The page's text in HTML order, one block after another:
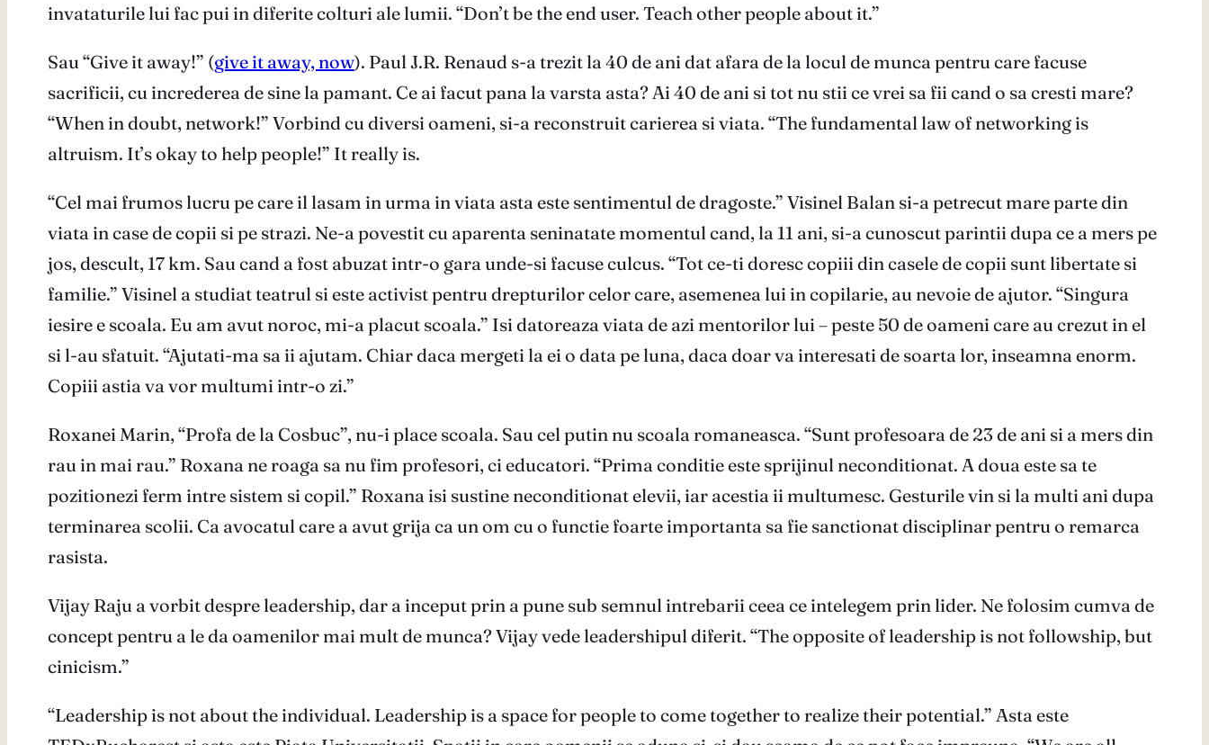
invataturile lui fac pui in diferite colturi ale lumii. “Don’t be the end user. Teach other people about it.”
Sau “Give it away!” (give it away, now). Paul J.R. Renaud s-a trezit la 40 de ani dat afara de la locul de munca pentru care facuse
sacrificii, cu increderea de sine la pamant. Ce ai facut pana la varsta asta? Ai 40 de ani si tot nu stii ce vrei sa fii cand o sa cresti mare?
“When in doubt, network!” Vorbind cu diversi oameni, si-a reconstruit carierea si viata. “The fundamental law of networking is
altruism. It’s okay to help people!” It really is.
“Cel mai frumos lucru pe care il lasam in urma in viata asta este sentimentul de dragoste.” Visinel Balan si-a petrecut mare parte din
viata in case de copii si pe strazi. Ne-a povestit cu aparenta seninatate momentul cand, la 11 ani, si-a cunoscut parintii dupa ce a mers pe
jos, descult, 17 km. Sau cand a fost abuzat intr-o gara unde-si facuse culcus. “Tot ce-ti doresc copiii din casele de copii sunt libertate si
familie.” Visinel a studiat teatrul si este activist pentru drepturilor celor care, asemenea lui in copilarie, au nevoie de ajutor. “Singura
iesire e scoala. Eu am avut noroc, mi-a placut scoala.” Isi datoreaza viata de azi mentorilor lui – peste 50 de oameni care au crezut in el
si l-au sfatuit. “Ajutati-ma sa ii ajutam. Chiar daca mergeti la ei o data pe luna, daca doar va interesati de soarta lor, inseamna enorm.
Copiii astia va vor multumi intr-o zi.”
Roxanei Marin, “Profa de la Cosbuc”, nu-i place scoala. Sau cel putin nu scoala romaneasca. “Sunt profesoara de 23 de ani si a mers din
rau in mai rau.” Roxana ne roaga sa nu fim profesori, ci educatori. “Prima conditie este sprijinul neconditionat. A doua este sa te
pozitionezi ferm intre sistem si copil.” Roxana isi sustine neconditionat elevii, iar acestia ii multumesc. Gesturile vin si la multi ani dupa
terminarea scolii. Ca avocatul care a avut grija ca un om cu o functie foarte importanta sa fie sanctionat disciplinar pentru o remarca
rasista.
Vijay Raju a vorbit despre leadership, dar a inceput prin a pune sub semnul intrebarii ceea ce intelegem prin lider. Ne folosim cumva de
concept pentru a le da oamenilor mai mult de munca? Vijay vede leadershipul diferit. “The opposite of leadership is not followship, but
cinicism.”
“Leadership is not about the individual. Leadership is a space for people to come together to realize their potential.” Asta este